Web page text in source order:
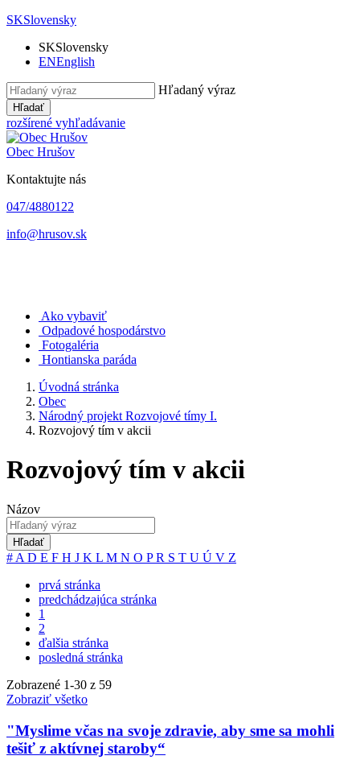
SKSlovensky
SKSlovensky
ENEnglish
Hľadaný výraz
Hľadať
rozšírené vyhľadávanie
Obec Hrušov
Kontaktujte nás
047/4880122
info@hrusov.sk
Ako vybaviť
Odpadové hospodárstvo
Fotogaléria
Hontianska paráda
Úvodná stránka
Obec
Národný projekt Rozvojové tímy I.
Rozvojový tím v akcii
Rozvojový tím v akcii
Názov
Hľadať
# A D E F H J K L M N O PR S T U Ú V Z
prvá stránka
predchádzajúca stránka
1
2
ďalšia stránka
posledná stránka
Zobrazené 1-30 z 59
Zobraziť všetko
"Myslime včas na svoje zdravie, aby sme sa mohli
tešiť z aktívnej staroby“